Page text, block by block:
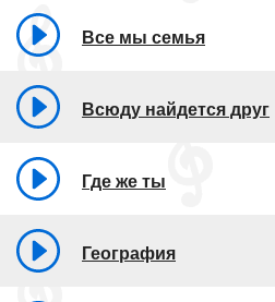
Все мы семья
Всюду найдется друг
Где же ты
География